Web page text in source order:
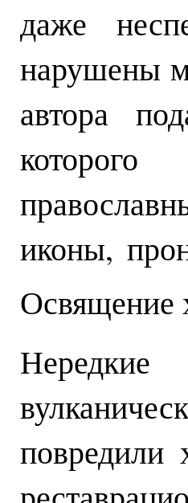
даже
нарушены
автора
иконы,
Освящение